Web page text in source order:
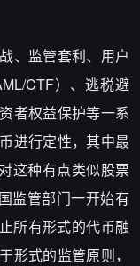
、监管套利、用户
CTF）、逃税避
者权益保护等一系
进行定性，其中最
这种有点类似股票
监管部门一开始有
所有形式的代币融
形式的监管原则，